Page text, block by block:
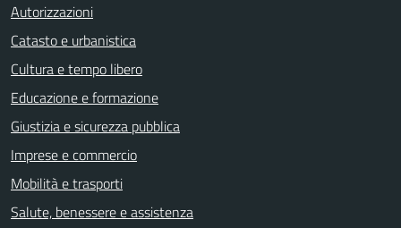
Autorizzazioni
Catasto e urbanistica
Cultura e tempo libero
Educazione e formazione
Giustizia e sicurezza pubblica
Imprese e commercio
Mobilità e trasporti
Salute, benessere e assistenza